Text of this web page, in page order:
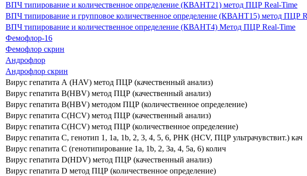
ВПЧ типирование и количественное определение (КВАНТ21) метод ПЦР Real-Time
ВПЧ типирование и групповое количественное определение (КВАНТ15) метод ПЦР
ВПЧ типирование и количественное определение (КВАНТ4) Метод ПЦР Real-Time
Фемофлор-16
Фемофлор скрин
Андрофлор
Андрофлор скрин
Вирус гепатита А (HAV) метод ПЦР (качественный анализ)
Вирус гепатита В(HBV) метод ПЦР (качественный анализ)
Вирус гепатита В(HBV) методом ПЦР (количественное определение)
Вирус гепатита С(HCV) метод ПЦР (качественный анализ)
Вирус гепатита С(HCV) метод ПЦР (количественное определение)
Вирус гепатита C, генотип 1, 1а, 1b, 2, 3, 4, 5, 6, РНК (HCV, ПЦР ультрачувствит.) кач
Вирус гепатита С (генотипирование 1а, 1b, 2, 3a, 4, 5a, 6) колич
Вирус гепатита D(HDV) метод ПЦР (качественный анализ)
Вирус гепатита D метод ПЦР (количественное определение)